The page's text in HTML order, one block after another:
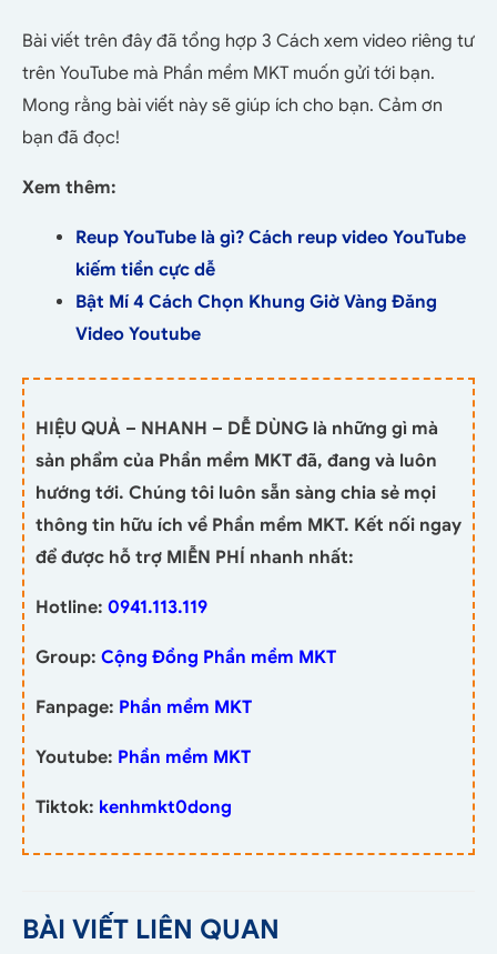
Bài viết trên đây đã tổng hợp 3 Cách xem video riêng tư
trên YouTube mà Phần mềm MKT muốn gửi tới bạn.
Mong rằng bài viết này sẽ giúp ích cho bạn. Cảm ơn
bạn đã đọc!
Xem thêm:
Reup YouTube là gì? Cách reup video YouTube
kiếm tiền cực dễ
Bật Mí 4 Cách Chọn Khung Giờ Vàng Đăng
Video Youtube
HIỆU QUẢ – NHANH – DỄ DÙNG là những gì mà
sản phẩm của Phần mềm MKT đã, đang và luôn
hướng tới. Chúng tôi luôn sẵn sàng chia sẻ mọi
thông tin hữu ích về Phần mềm MKT. Kết nối ngay
để được hỗ trợ MIỄN PHÍ nhanh nhất:
Hotline: 0941.113.119
Group: Cộng Đồng Phần mềm MKT
Fanpage: Phần mềm MKT
Youtube: Phần mềm MKT
Tiktok: kenhmkt0dong
BÀI VIẾT LIÊN QUAN